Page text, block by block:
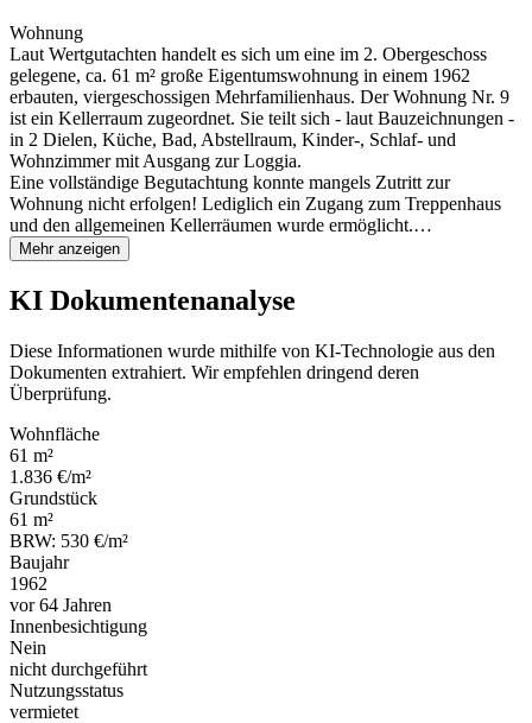
Wohnung
Laut Wertgutachten handelt es sich um eine im 2. Obergeschoss
gelegene, ca. 61 m² große Eigentumswohnung in einem 1962
erbauten, viergeschossigen Mehrfamilienhaus. Der Wohnung Nr. 9
ist ein Kellerraum zugeordnet. Sie teilt sich - laut Bauzeichnungen -
in 2 Dielen, Küche, Bad, Abstellraum, Kinder-, Schlaf- und
Wohnzimmer mit Ausgang zur Loggia.
Eine vollständige Begutachtung konnte mangels Zutritt zur
Wohnung nicht erfolgen! Lediglich ein Zugang zum Treppenhaus
und den allgemeinen Kellerräumen wurde ermöglicht.…
Mehr anzeigen
KI Dokumentenanalyse
Diese Informationen wurde mithilfe von KI-Technologie aus den
Dokumenten extrahiert. Wir empfehlen dringend deren
Überprüfung.
Wohnfläche
61 m²
1.836 €/m²
Grundstück
61 m²
BRW: 530 €/m²
Baujahr
1962
vor 64 Jahren
Innenbesichtigung
Nein
nicht durchgeführt
Nutzungsstatus
vermietet